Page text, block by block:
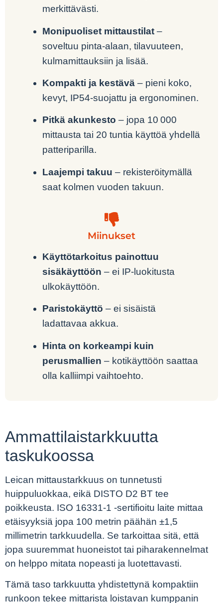
merkittävästi.
Monipuoliset mittaustilat –
soveltuu pinta-alaan, tilavuuteen,
kulmamittauksiin ja lisää.
Kompakti ja kestävä – pieni koko,
kevyt, IP54‑suojattu ja ergonominen.
Pitkä akunkesto – jopa 10 000
mittausta tai 20 tuntia käyttöä yhdellä
patteriparilla.
Laajempi takuu – rekisteröitymällä
saat kolmen vuoden takuun.
Miinukset
Käyttötarkoitus painottuu
sisäkäyttöön – ei IP-luokitusta
ulkokäyttöön.
Paristokäyttö – ei sisäistä
ladattavaa akkua.
Hinta on korkeampi kuin
perusmallien – kotikäyttöön saattaa
olla kalliimpi vaihtoehto.
Ammattilaistarkkuutta
taskukoossa
Leican mittaustarkkuus on tunnetusti
huippuluokkaa, eikä DISTO D2 BT tee
poikkeusta. ISO 16331-1 -sertifioitu laite mittaa
etäisyyksiä jopa 100 metrin päähän ±1,5
millimetrin tarkkuudella. Se tarkoittaa sitä, että
jopa suuremmat huoneistot tai piharakennelmat
on helppo mitata nopeasti ja luotettavasti.
Tämä taso tarkkuutta yhdistettynä kompaktiin
runkoon tekee mittarista loistavan kumppanin